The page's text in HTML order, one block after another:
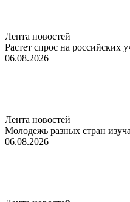
Лента новостей
Растет спрос на российских
06.08.2026
Лента новостей
Молодежь разных стран
06.08.2026